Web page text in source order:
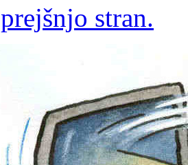
prejšnjo stran.